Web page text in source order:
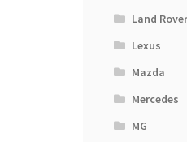
Land
Lexus
Mazda
Mercedes
MG